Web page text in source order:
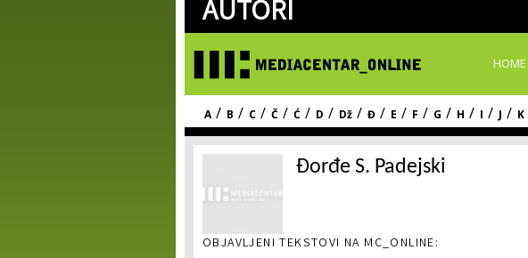
AUTORI
HOME
A / B / C / Č / Ć / D / Dž / Đ / E / F / G / H / I / J / K
Đorđe S. Padejski
OBJAVLJENI TEKSTOVI NA MC_ONLINE: